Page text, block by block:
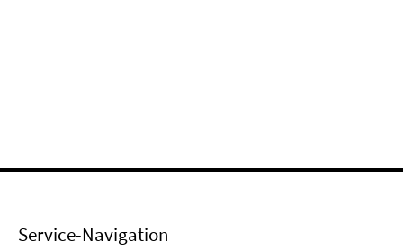
Service-Navigation